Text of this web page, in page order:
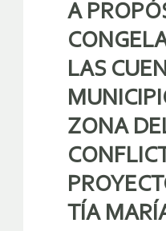
A
LAS
ZONA
TÍA